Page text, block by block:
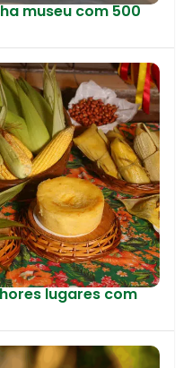
museu com 500
lugares com